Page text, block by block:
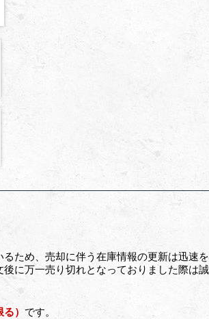
ため、売却に伴う在庫情報の更新は迅速
に万一売り切れとなっておりました際は
） です。